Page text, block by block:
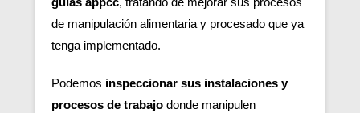
de manipulación alimentaria y procesado que ya
tenga implementado.
Podemos inspeccionar sus instalaciones y
procesos de trabajo donde manipulen